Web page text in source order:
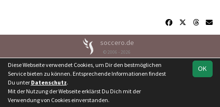
soccero.de
© 2006 - 2026
Besucherstatistik Kontakt Geburtstage
Impressum
Datenschutz
OK
Diese Webseite verwendet Cookies, um Dir den bestmöglichen
Service bieten zu können. Entsprechende Informationen findest
Du unter Datenschutz.
Mit der Nutzung der Webseite erklärst Du Dich mit der
Verwendung von Cookies einverstanden.